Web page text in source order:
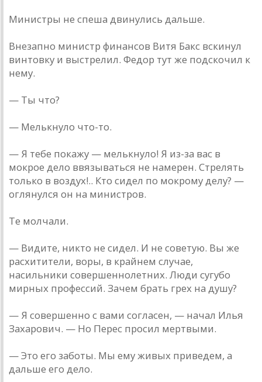
Министры не спеша двинулись дальше.
Внезапно министр финансов Витя Бакс вскинул
винтовку и выстрелил. Федор тут же подскочил к
нему.
— Ты что?
— Мелькнуло что-то.
— Я тебе покажу — мелькнуло! Я из-за вас в
мокрое дело ввязываться не намерен. Стрелять
только в воздух!.. Кто сидел по мокрому делу? —
оглянулся он на министров.
Те молчали.
— Видите, никто не сидел. И не советую. Вы же
расхитители, воры, в крайнем случае,
насильники совершеннолетних. Люди сугубо
мирных профессий. Зачем брать грех на душу?
— Я совершенно с вами согласен, — начал Илья
Захарович. — Но Перес просил мертвыми.
— Это его заботы. Мы ему живых приведем, а
дальше его дело.